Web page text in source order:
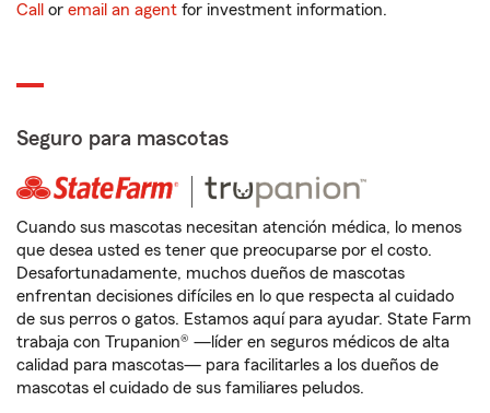
Call or email an agent for investment information.
Seguro para mascotas
Cuando sus mascotas necesitan atención médica, lo menos
que desea usted es tener que preocuparse por el costo.
Desafortunadamente, muchos dueños de mascotas
enfrentan decisiones difíciles en lo que respecta al cuidado
de sus perros o gatos. Estamos aquí para ayudar. State Farm
trabaja con Trupanion® —líder en seguros médicos de alta
calidad para mascotas— para facilitarles a los dueños de
mascotas el cuidado de sus familiares peludos.